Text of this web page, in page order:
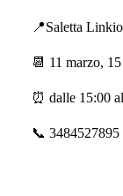
📍Saletta
📆 11 marzo,
⏰ dalle 15:00
📞